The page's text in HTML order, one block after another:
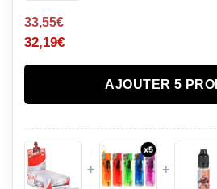
33,55€
32,19€
AJOUTER 5
+ +